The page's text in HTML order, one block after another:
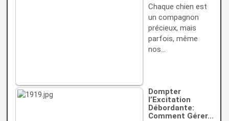
Chaque chien est
un compagnon
précieux, mais
parfois, même
nos…
Dompter
l’Excitation
Débordante:
Comment Gérer…